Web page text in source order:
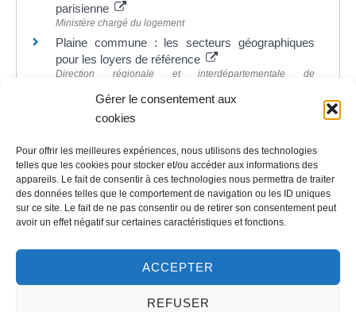
Gérer le consentement aux
cookies
Pour offrir les meilleures expériences, nous utilisons des technologies
telles que les cookies pour stocker et/ou accéder aux informations des
appareils. Le fait de consentir à ces technologies nous permettra de traiter
des données telles que le comportement de navigation ou les ID uniques
sur ce site. Le fait de ne pas consentir ou de retirer son consentement peut
avoir un effet négatif sur certaines caractéristiques et fonctions.
ACCEPTER
REFUSER
parisienne
Ministère chargé du logement
Plaine commune : les secteurs géographiques
pour les loyers de référence
Direction régionale et interdépartementale de
Article 140 de la loi n°2018-1021 du 23 novembre
Tout savoir sur l'encadrement des loyers sur le
territoire de Plaine Commune
Direction régionale et interdépartementale de
l'hébergement et du logement (DRIHL) Ile-de-France
©Direction de l'information légale et administrative